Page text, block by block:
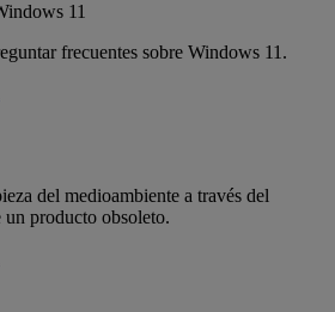
11
frecuentes sobre Windows 11.
del medioambiente a través del
producto obsoleto.